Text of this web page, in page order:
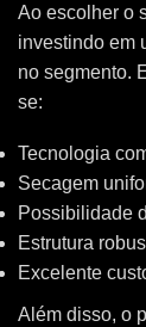
Ao escolher o
investindo em
no segmento.
se:
Tecnologia
Secagem
Possibilidade
Estrutura
Excelente
Além disso, o